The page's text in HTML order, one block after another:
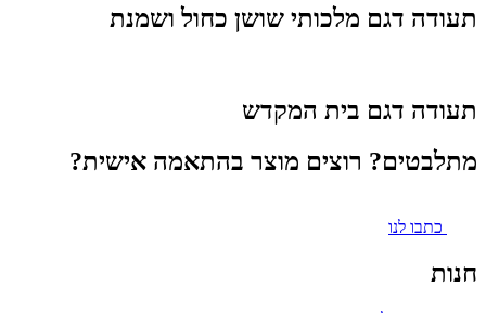
תעודה דגם מלכותי שושן כחול ושמנת
תעודה דגם בית המקדש
מתלבטים? רוצים מוצר בהתאמה אישית?
כתבו לנו
חנות